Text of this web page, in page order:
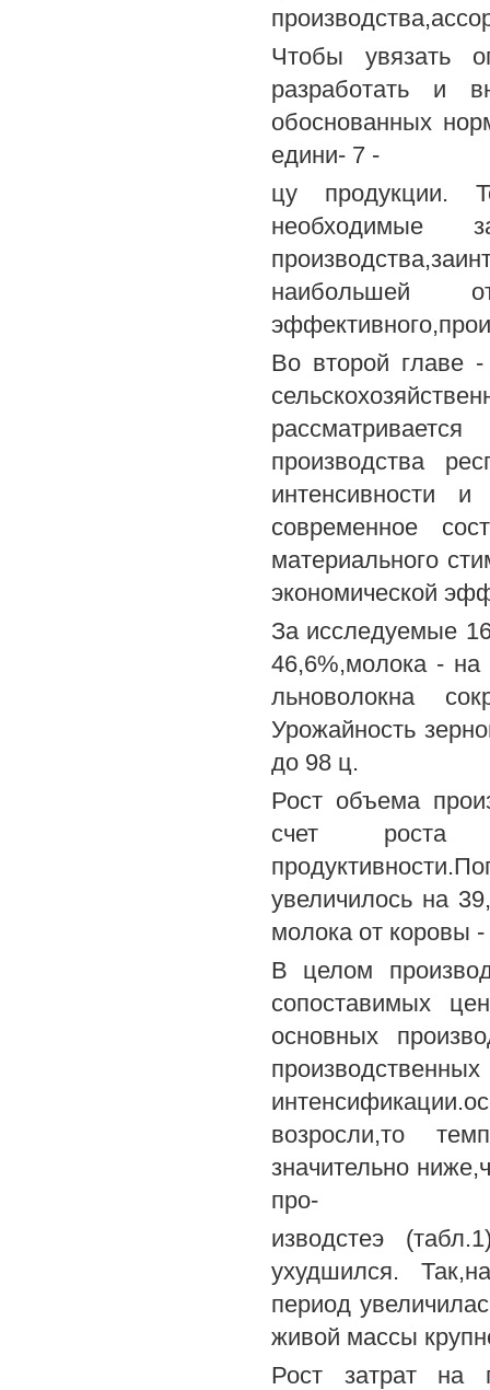
Чтобы увязать
разработать и
обоснованных
едини- 7 -
цу продукции.
необходимые
наибольшей
Во второй главе
производства
интенсивности и
современное
материального
экономической
За исследуемые
46,6%,молока -
льноволокна
Урожайность
до 98 ц.
Рост объема
счет роста
увеличилось на
молока от коровы -
В целом
сопоставимых
основных
возросли,то
значительно
про-
изводстеэ
ухудшился.
период
живой массы
Рост затрат на